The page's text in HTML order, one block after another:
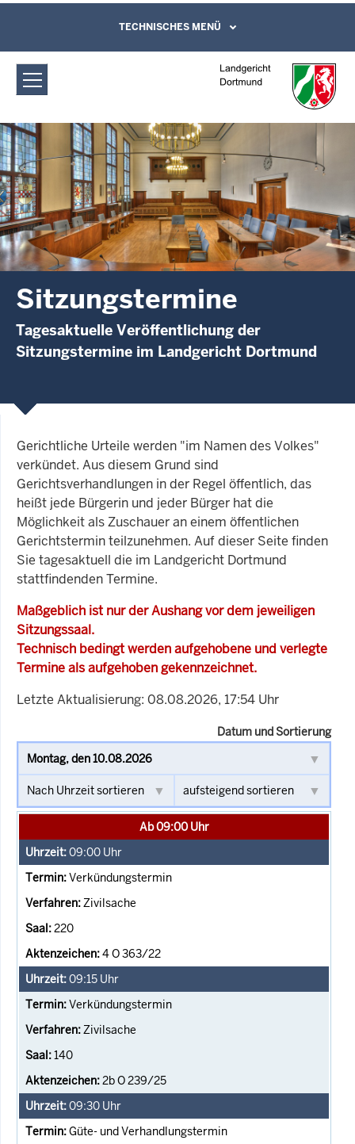
Landgericht Dortmund:
Sitzungstermine
Direkt zum Inhalt
Leichte Sprache, Gebärdensprachenvideo
und Kontaktformular
TECHNISCHES MENÜ
Sitzungstermine
Tagesaktuelle Veröffentlichung der
Sitzungstermine im Landgericht Dortmund
Gerichtliche Urteile werden "im Namen des Volkes"
verkündet. Aus diesem Grund sind
Gerichtsverhandlungen in der Regel öffentlich, das
heißt jede Bürgerin und jeder Bürger hat die
Möglichkeit als Zuschauer an einem öffentlichen
Gerichtstermin teilzunehmen. Auf dieser Seite finden
Sie tagesaktuell die im Landgericht Dortmund
stattfindenden Termine.
Maßgeblich ist nur der Aushang vor dem jeweiligen
Sitzungssaal.
Technisch bedingt werden aufgehobene und verlegte
Termine als aufgehoben gekennzeichnet.
Letzte Aktualisierung: 08.08.2026, 17:54 Uhr
Datum und Sortierung
Ab 09:00 Uhr
09:00 Uhr
Verkündungstermin
Zivilsache
220
4 O 363/22
09:15 Uhr
Verkündungstermin
Zivilsache
140
2b O 239/25
09:30 Uhr
Güte- und Verhandlungstermin